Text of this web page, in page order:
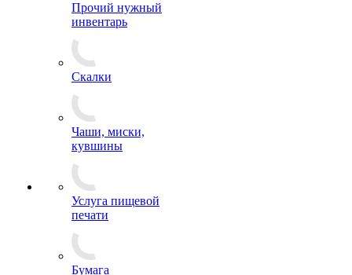
Прочий нужный
инвентарь
Скалки
Чаши, миски,
кувшины
Услуга пищевой
печати
Бумага